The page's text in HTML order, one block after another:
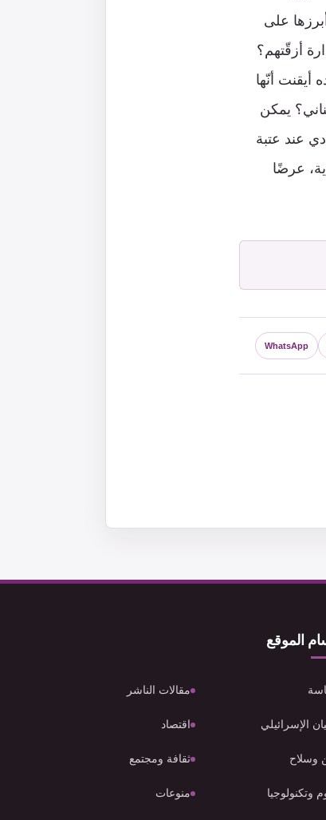
على
أزقّتهم؟
أيقنت أنّها
يمكن
عند عتبة
عرضًا
WhatsApp
الموقع
مقالات الناشر
الإسرائيلي اقتصاد
وسلاح ثقافة ومجتمع
وتكنولوجيا منوعات